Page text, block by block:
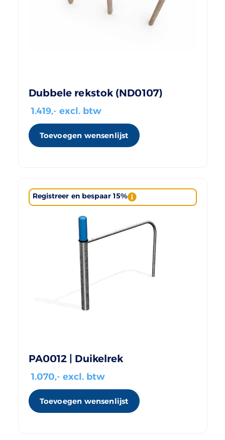
Dubbele rekstok (ND0107)
1.419,- excl. btw
Toevoegen wensenlijst
Registreer en bespaar 15%
PA0012 | Duikelrek
1.070,- excl. btw
Toevoegen wensenlijst